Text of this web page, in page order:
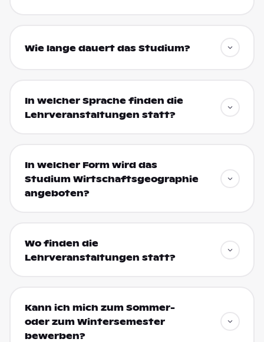
Wie lange dauert das Studium?
In welcher Sprache finden die
Lehrveranstaltungen statt?
In welcher Form wird das
Studium Wirtschaftsgeographie
angeboten?
Wo finden die
Lehrveranstaltungen statt?
Kann ich mich zum Sommer-
oder zum Wintersemester
bewerben?